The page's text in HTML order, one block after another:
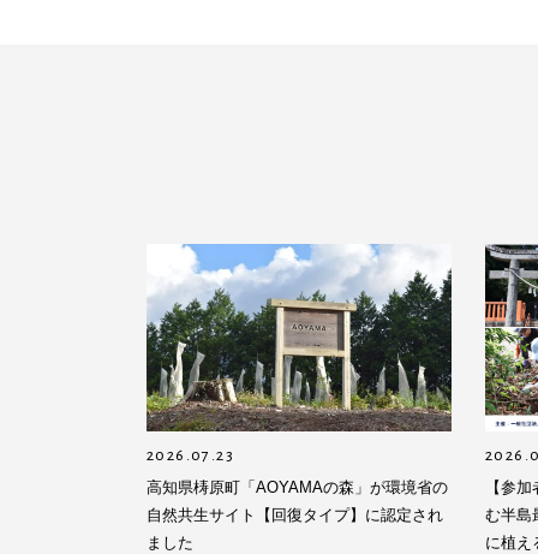
2026.07.23
高知県梼原町「AOYAMAの森」が環境省の
自然共生サイト【回復タイプ】に認定され
ました
【参
む半島
に植え